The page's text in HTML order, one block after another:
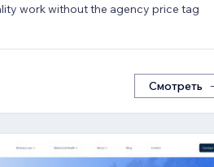
work without the agency price tag
Смотреть